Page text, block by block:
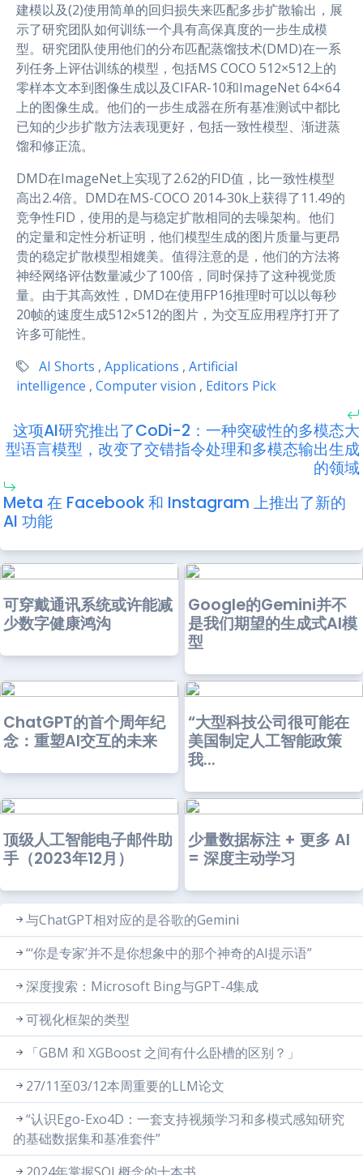
建模以及(2)使用简单的回归损失来匹配多步扩散输出，展
示了研究团队如何训练一个具有高保真度的一步生成模
型。研究团队使用他们的分布匹配蒸馏技术(DMD)在一系
列任务上评估训练的模型，包括MS COCO 512×512上的
零样本文本到图像生成以及CIFAR-10和ImageNet 64×64
上的图像生成。他们的一步生成器在所有基准测试中都比
已知的少步扩散方法表现更好，包括一致性模型、渐进蒸
馏和修正流。
DMD在ImageNet上实现了2.62的FID值，比一致性模型
高出2.4倍。DMD在MS-COCO 2014-30k上获得了11.49的
竞争性FID，使用的是与稳定扩散相同的去噪架构。他们
的定量和定性分析证明，他们模型生成的图片质量与更昂
贵的稳定扩散模型相媲美。值得注意的是，他们的方法将
神经网络评估数量减少了100倍，同时保持了这种视觉质
量。由于其高效性，DMD在使用FP16推理时可以以每秒
20帧的速度生成512×512的图片，为交互应用程序打开了
许多可能性。
AI Shorts , Applications , Artificial
intelligence , Computer vision , Editors Pick
这项AI研究推出了CoDi-2：一种突破性的多模态大
型语言模型，改变了交错指令处理和多模态输出生成
的领域
Meta 在 Facebook 和 Instagram 上推出了新的
AI 功能
可穿戴通讯系统或许能减
少数字健康鸿沟
Google的Gemini并不
是我们期望的生成式AI模
型
ChatGPT的首个周年纪
念：重塑AI交互的未来
“大型科技公司很可能在
美国制定人工智能政策
我...
顶级人工智能电子邮件助
手（2023年12月）
少量数据标注 + 更多 AI
= 深度主动学习
与ChatGPT相对应的是谷歌的Gemini
“‘你是专家’并不是你想象中的那个神奇的AI提示语”
深度搜索：Microsoft Bing与GPT-4集成
可视化框架的类型
「GBM 和 XGBoost 之间有什么卧槽的区别？」
27/11至03/12本周重要的LLM论文
“认识Ego-Exo4D：一套支持视频学习和多模式感知研究
的基础数据集和基准套件”